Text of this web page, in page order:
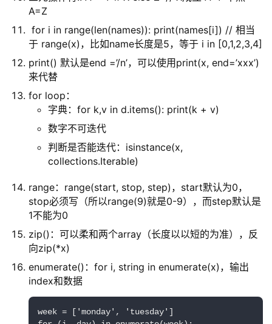
创
念
推
登录 注册
A=Z
for i in range(len(names)): print(names[i]) // 相当
于 range(x)，比如name长度是5，等于 i in [0,1,2,3,4]
print() 默认是end =’/n’，可以使用print(x, end=’xxx’)
来代替
for loop：
字典：for k,v in d.items(): print(k + v)
数字不可迭代
判断是否能迭代：isinstance(x,
collections.Iterable)
range：range(start, stop, step)，start默认为0，
stop必须写（所以range(9)就是0-9），而step默认是
1不能为0
zip()：可以柔和两个array（长度以以短的为准），反
向zip(*x)
enumerate()：for i, string in enumerate(x)，输出
index和数据
week = ['monday', 'tuesday']